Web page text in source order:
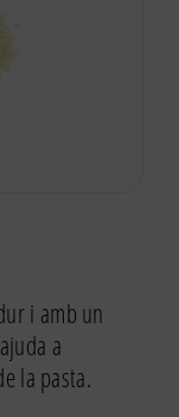
i amb un
a
la pasta.